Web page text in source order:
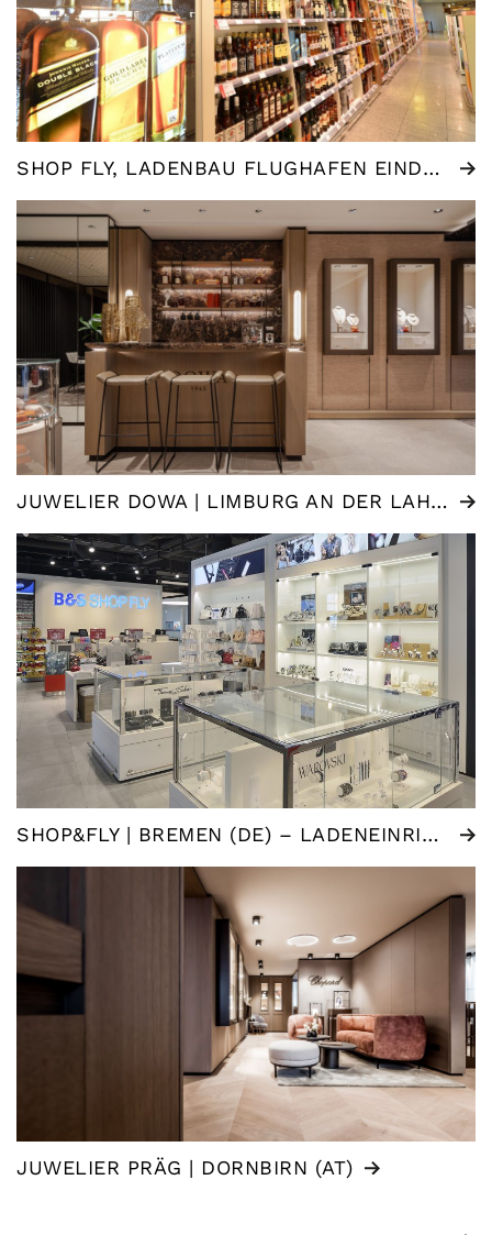
SHOP FLY, LADENBAU FLUGHAFEN EINDHOVEN AIRPORT
JUWELIER DOWA | LIMBURG AN DER LAHN (DE)
SHOP&FLY | BREMEN (DE) – LADENEINRICHTUNG FLUGHAFEN
JUWELIER PRÄG | DORNBIRN (AT)